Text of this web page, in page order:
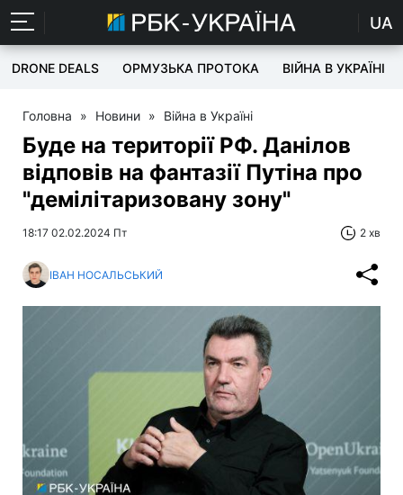
UA
DRONE DEALS ОРМУЗЬКА ПРОТОКА ВІЙНА В УКРАЇНІ
Головна » Новини » Війна в Україні
Буде на території РФ. Данілов
відповів на фантазії Путіна про
"демілітаризовану зону"
18:17 02.02.2024 Пт 2 хв
ІВАН НОСАЛЬСЬКИЙ